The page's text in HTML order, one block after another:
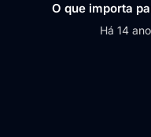
O que importa
Há 14